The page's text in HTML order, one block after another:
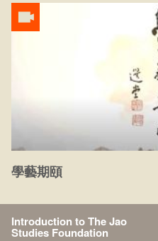
學藝期頤
Introduction to The Jao
Studies Foundation